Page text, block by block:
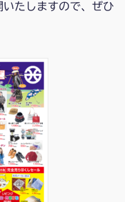
たしますので、ぜひ